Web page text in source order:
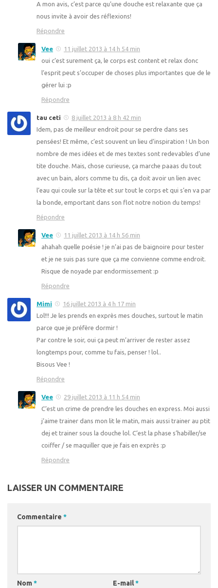
A mon avis, c’est parce qu’une douche est relaxante que ça
nous invite à avoir des réflexions!
Répondre
Vee
11 juillet 2013 à 14 h 54 min
oui c’est surement ça, le corps est content et relax donc
l’esprit peut s’occuper de choses plus importantes que de le
gérer lui :p
Répondre
tau ceti
8 juillet 2013 à 8 h 42 min
Idem, pas de meilleur endroit pour se perdre dans ses
pensées! Et même, c’est souvent un lieu d’inspiration ! Un bon
nombre de mes idées et de mes textes sont redevables d’une
tite douche. Mais, chose curieuse, ça marche paaas du tout
avec un bain, alors comme tu dis, ça doit avoir un lien avec
l’eau qui coule sur la tête et sur tout le corps et qui s’en va par
la bonde, emportant dans son flot notre notion du temps!
Répondre
Vee
11 juillet 2013 à 14 h 56 min
ahahah quelle poésie ! je n’ai pas de baignoire pour tester
et je ne suis pas sure que ça me convienne comme endroit.
Risque de noyade par endormissement :p
Répondre
Mimi
16 juillet 2013 à 4 h 17 min
Lol!!! Je les prends en exprès mes douches, surtout le matin
parce que je préfère dormir !
Par contre le soir, oui ça peut m’arriver de rester assez
longtemps pour, comme tu fais, penser ! lol..
Bisous Vee !
Répondre
Vee
29 juillet 2013 à 11 h 54 min
C’est un crime de prendre les douches en express. Moi aussi
j’aime trainer dans mon lit le matin, mais aussi trainer au ptit
dej et trainer sous la douche lol. C’est la phase s’habiller/se
coiffer / se maquiller que je fais en exprès :p
Répondre
LAISSER UN COMMENTAIRE
Commentaire *
Nom * E-mail*